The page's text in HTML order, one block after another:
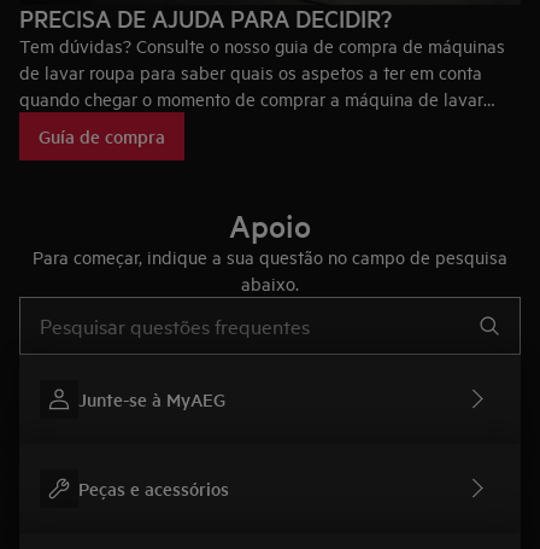
PRECISA DE AJUDA PARA DECIDIR?
Tem dúvidas? Consulte o nosso guia de compra de máquinas
de lavar roupa para saber quais os aspetos a ter em conta
quando chegar o momento de comprar a máquina de lavar
máquinas de lavar roupa AEG únicas no mercado.
Guía de compra
Apoio
Para começar, indique a sua questão no campo de pesquisa
abaixo.
Junte-se à MyAEG
Peças e acessórios